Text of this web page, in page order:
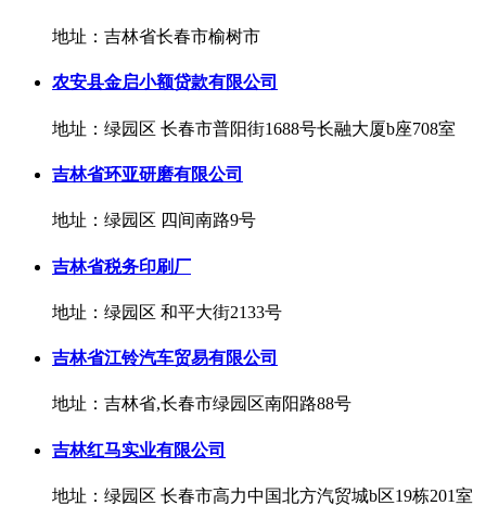
地址：吉林省长春市榆树市
农安县金启小额贷款有限公司
地址：绿园区 长春市普阳街1688号长融大厦b座708室
吉林省环亚研磨有限公司
地址：绿园区 四间南路9号
吉林省税务印刷厂
地址：绿园区 和平大街2133号
吉林省江铃汽车贸易有限公司
地址：吉林省,长春市绿园区南阳路88号
吉林红马实业有限公司
地址：绿园区 长春市高力中国北方汽贸城b区19栋201室